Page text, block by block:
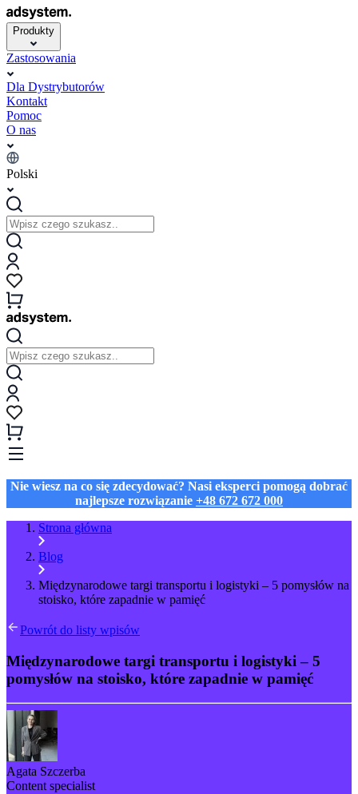
Produkty
Zastosowania
Dla Dystrybutorów
Kontakt
Pomoc
O nas
Polski
Nie wiesz na co się zdecydować? Nasi eksperci pomogą dobrać
najlepsze rozwiązanie +48 672 672 000
Strona główna
Blog
Międzynarodowe targi transportu i logistyki – 5 pomysłów na
stoisko, które zapadnie w pamięć
Powrót do listy wpisów
Międzynarodowe targi transportu i logistyki – 5
pomysłów na stoisko, które zapadnie w pamięć
Agata Szczerba
Content specialist